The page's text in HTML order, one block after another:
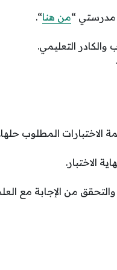
مدرستي “من هنا“.
التعليمي.
المطلوب حلها.
الاختبار.
من الإجابة مع